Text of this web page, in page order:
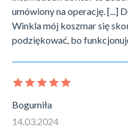
umówiony na operację. [...]
Winkla mój koszmar się
podziękować, bo
Bogumiła
14.03.2024